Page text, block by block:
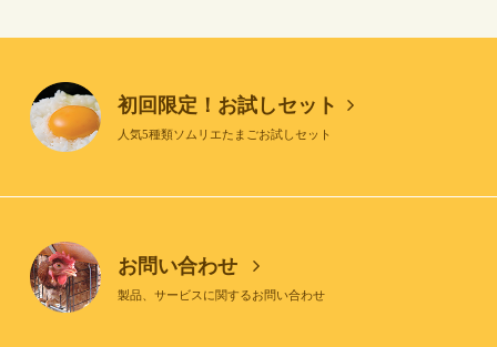
初回限定！お試しセット
人気5種類ソムリエたまごお試しセット
お問い合わせ
製品、サービスに関するお問い合わせ